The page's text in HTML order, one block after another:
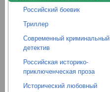
Российский боевик
Триллер
Современный криминальный
детектив
Российская историко-
приключенческая проза
Исторический любовный